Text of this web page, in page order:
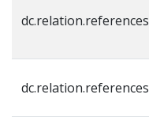
dc.relation.references
dc.relation.references